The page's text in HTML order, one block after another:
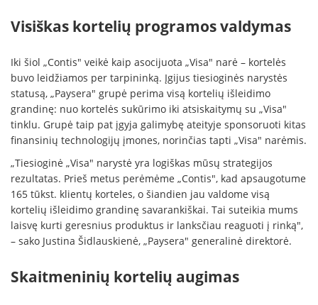
Visiškas kortelių programos valdymas
Iki šiol „Contis" veikė kaip asocijuota „Visa" narė – kortelės
buvo leidžiamos per tarpininką. Įgijus tiesioginės narystės
statusą, „Paysera" grupė perima visą kortelių išleidimo
grandinę: nuo kortelės sukūrimo iki atsiskaitymų su „Visa"
tinklu. Grupė taip pat įgyja galimybę ateityje sponsoruoti kitas
finansinių technologijų įmones, norinčias tapti „Visa" narėmis.
„Tiesioginė „Visa" narystė yra logiškas mūsų strategijos
rezultatas. Prieš metus perėmėme „Contis", kad apsaugotume
165 tūkst. klientų korteles, o šiandien jau valdome visą
kortelių išleidimo grandinę savarankiškai. Tai suteikia mums
laisvę kurti geresnius produktus ir lanksčiau reaguoti į rinką",
– sako Justina Šidlauskienė, „Paysera" generalinė direktorė.
Skaitmeninių kortelių augimas